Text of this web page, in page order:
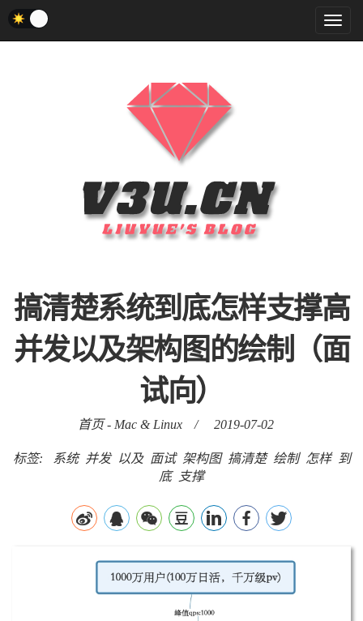
菜
单
搞清楚系统到底怎样支撑高
并发以及架构图的绘制（面
试向）
首页- Mac & Linux / 2019-07-02
标签: 系统 并发 以及 面试 架构图 搞清楚 绘制 怎样
到
底
支撑